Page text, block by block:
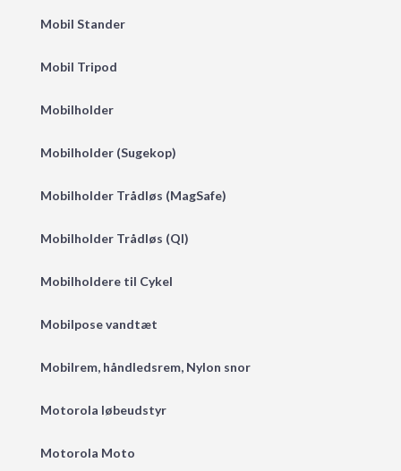
Mobil Stander
Mobil Tripod
Mobilholder
Mobilholder (Sugekop)
Mobilholder Trådløs (MagSafe)
Mobilholder Trådløs (QI)
Mobilholdere til Cykel
Mobilpose vandtæt
Mobilrem, håndledsrem, Nylon snor
Motorola løbeudstyr
Motorola Moto